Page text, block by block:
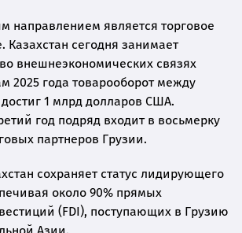
направлением является торговое
Казахстан сегодня занимает
внешнеэкономических связях
2025 года товарооборот между
1 млрд долларов США.
год подряд входит в восьмерку
партнеров Грузии.
сохраняет статус лидирующего
около 90% прямых
(FDI), поступающих в Грузию